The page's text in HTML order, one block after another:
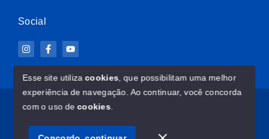
Social
© Copyright 2026 - ImovelClub.com - Todos os direitos
Esse site utilizacookies , que possibilitam uma melhor
experiência de navegação. Ao continuar, você concorda
com o uso decookies